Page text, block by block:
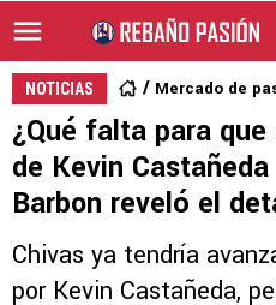
NOTICIAS Mercado de
¿Qué falta para
de Kevin
Barbon reveló el
Chivas ya tendría
por Kevin Castañeda,